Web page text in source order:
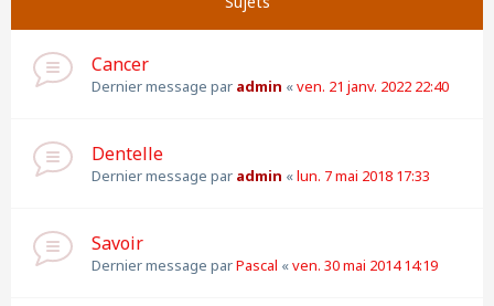
Cancer
Dernier message par admin «ven. 21 janv. 2022 22:40
Dentelle
Dernier message par admin «lun. 7 mai 2018 17:33
Savoir
Dernier message parPascal «ven. 30 mai 2014 14:19